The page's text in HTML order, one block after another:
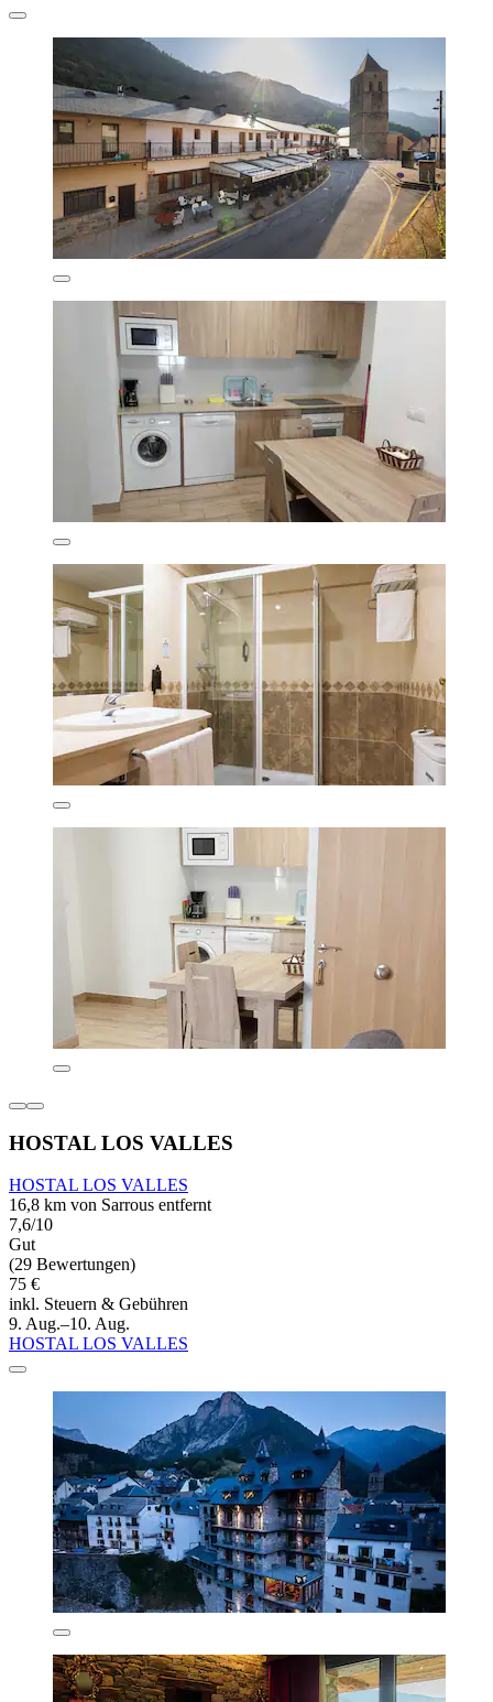
HOSTAL LOS VALLES
HOSTAL LOS VALLES
16,8 km von Sarrous entfernt
7,6/10
Gut
(29 Bewertungen)
75 €
inkl. Steuern & Gebühren
9. Aug.–10. Aug.
HOSTAL LOS VALLES